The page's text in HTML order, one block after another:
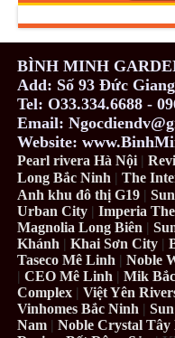
BÌNH MINH
Add: Số 93 Đức
Tel: O33.334.6688 -
Email:
Website:
Pearl rivera Hà Nội |
Long Bắc Ninh |The
Anh khu đô thị G19 |
Urban City |Imperia
Magnolia Long Biên |
Khánh |Khai Sơn City |
Taseco Mê Linh |Noble
|CEO Mê Linh |Mik
Complex |Việt Yên
Vinhomes Bắc Ninh |
Nam | Noble Crystal Tây